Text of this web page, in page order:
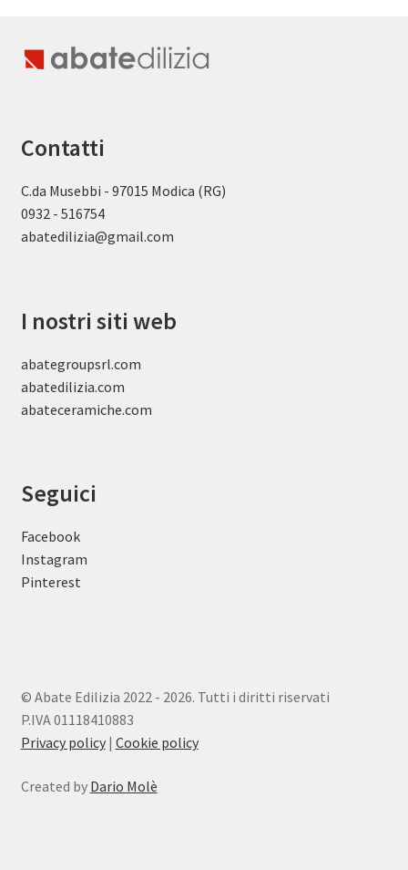
Contatti
C.da Musebbi - 97015 Modica (RG)
0932 - 516754
abatedilizia@gmail.com
I nostri siti web
abategroupsrl.com
abatedilizia.com
abateceramiche.com
Seguici
Facebook
Instagram
Pinterest
© Abate Edilizia 2022 - 2026. Tutti i diritti riservati
P.IVA 01118410883
Privacy policy| Cookie policy
Created by Dario Molè